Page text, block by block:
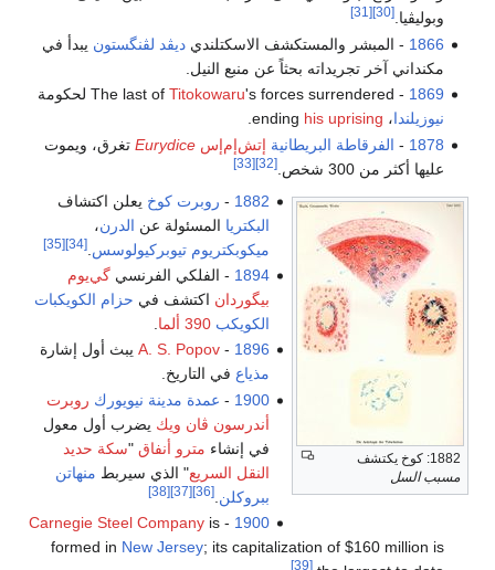
وبوليڤيا.[30]
[31]
1866 - المبشر والمستكشف الاسكتلنديديڤد لڤنگستون يبدأ في
مكنداني آخر تجريداته بحثاً عن منبع النيل.
1869
- The last of
Titokowaru's forces surrendered لحكومة
نيوزيلندا، ending his uprising
.
1878
- الفرقاطة البريطانية إتش‌إم‌إسEurydice تغرق، ويموت
عليها أكثر من 300 شخص.
[32]
[33]
1882: كوخ يكتشف
مسبب السل
1882
- روبرت كوخ يعلن اكتشاف
البكتريا المسئولة عن الدرن،
ميكوبكتريوم تيوبركيولوسس [34]
[35]
1894 - الفلكي الفرنسي گي‌يوم
بيگوردان اكتشف في حزام الكويكبات
الكويكب 390 ألما
1896
-
A. S. Popovيبث أول إشارة
مذياعفي التاريخ.
1900
- عمدة مدينة نيويورك روبرت
أندرسون ڤان ويك يضرب أول معول
في إنشاء مترو أنفاق "سكة حديد
النقل السريع" الذي سيربط منهاتن
ببروكلن [36]
[37]
[38]
1900
-
Carnegie Steel Company is
formed in New Jersey; its capitalization of $160 million is
[39]